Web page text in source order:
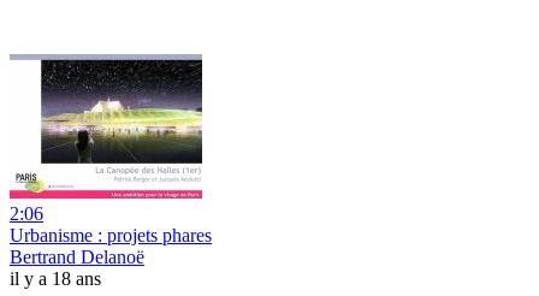
2:06
Urbanisme : projets phares
Bertrand Delanoë
il y a 18 ans